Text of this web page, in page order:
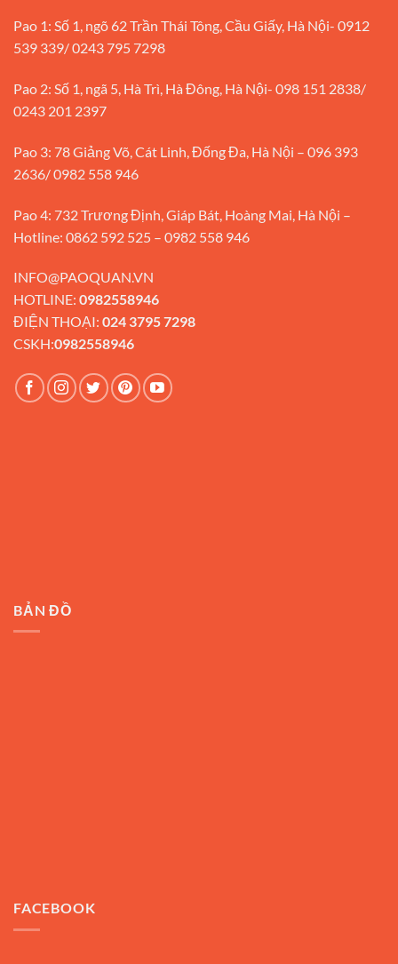
Pao 1: Số 1, ngõ 62 Trần Thái Tông, Cầu Giấy, Hà Nội- 0912
539 339/ 0243 795 7298
Pao 2: Số 1, ngã 5, Hà Trì, Hà Đông, Hà Nội- 098 151 2838/
0243 201 2397
Pao 3: 78 Giảng Võ, Cát Linh, Đống Đa, Hà Nội – 096 393
2636/ 0982 558 946
Pao 4: 732 Trương Định, Giáp Bát, Hoàng Mai, Hà Nội –
Hotline: 0862 592 525 – 0982 558 946
INFO@PAOQUAN.VN
HOTLINE: 0982558946
ĐIỆN THOẠI: 024 3795 7298
CSKH:0982558946
BẢN ĐỒ
FACEBOOK